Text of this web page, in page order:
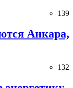
139
Анкара,
132